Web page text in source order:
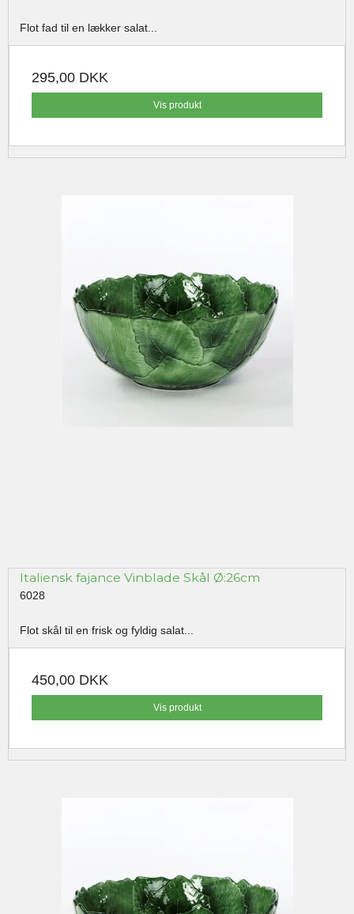
Flot fad til en lækker salat...
295,00 DKK
Vis produkt
Italiensk fajance Vinblade Skål Ø:26cm
6028
Flot skål til en frisk og fyldig salat...
450,00 DKK
Vis produkt